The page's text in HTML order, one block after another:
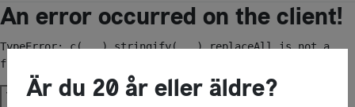
An error occurred on the client!
TypeError: c(...).stringify(...).replaceAll is not a
function
Try againÄr du 20 år eller äldre?